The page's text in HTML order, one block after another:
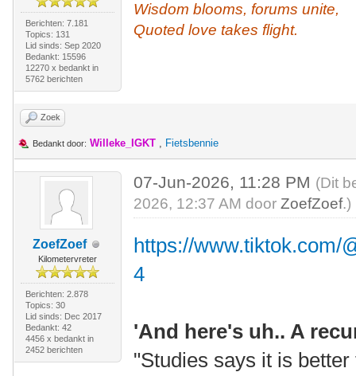
Berichten: 7.181
Topics: 131
Lid sinds: Sep 2020
Bedankt: 15596
12270 x bedankt in
5762 berichten
Wisdom blooms, forums unite,
Quoted love takes flight.
Zoek
Bedankt door: Willeke_IGKT , Fietsbennie
ZoefZoef
Kilometervreter
Berichten: 2.878
Topics: 30
Lid sinds: Dec 2017
Bedankt: 42
4456 x bedankt in
2452 berichten
07-Jun-2026, 11:28 PM (Dit
2026, 12:37 AM doorZoefZoef.)
https://www.tiktok.com/
4
'And here's uh.. A
"Studies says it is